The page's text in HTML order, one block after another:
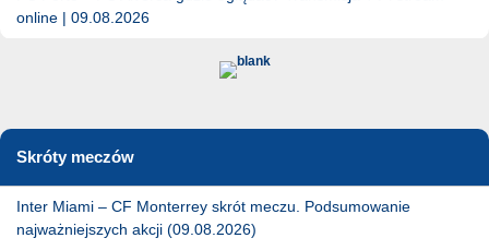
online | 09.08.2026
Skróty meczów
Inter Miami – CF Monterrey skrót meczu. Podsumowanie
najważniejszych akcji (09.08.2026)